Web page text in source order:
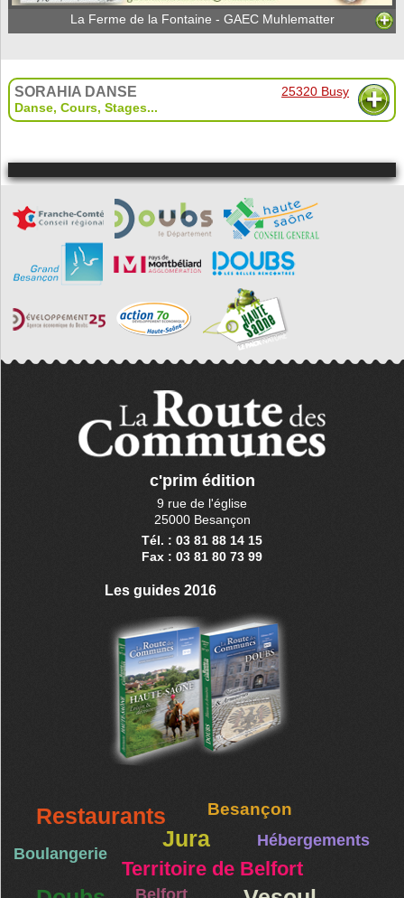
La Ferme de la Fontaine - GAEC Muhlematter
SORAHIA DANSE
25320 Busy
Danse, Cours, Stages...
c'prim édition
9 rue de l'église
25000 Besançon
Tél. : 03 81 88 14 15
Fax : 03 81 80 73 99
Les guides 2016
Restaurants Besançon
Jura Hébergements
Boulangerie
Territoire de Belfort
Belfort